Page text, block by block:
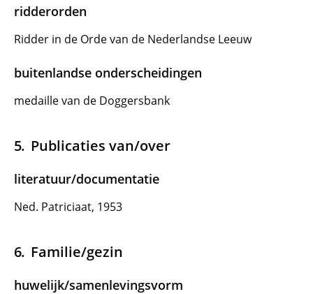
ridderorden
Ridder in de Orde van de Nederlandse Leeuw
buitenlandse onderscheidingen
medaille van de Doggersbank
Publicaties van/over
literatuur/documentatie
Ned. Patriciaat, 1953
Familie/gezin
huwelijk/samenlevingsvorm